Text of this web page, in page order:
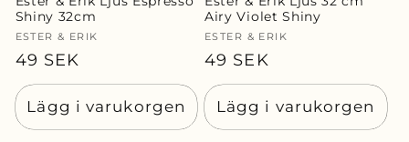
i
e
:
Shiny 32cm
Säljare:
ESTER & ERIK
Ordinarie
pris
49 SEK
Lägg i varukorgen
Airy Violet Shiny
Säljare:
ESTER & ERIK
Ordinarie
pris
49 SEK
Lägg i varukorgen